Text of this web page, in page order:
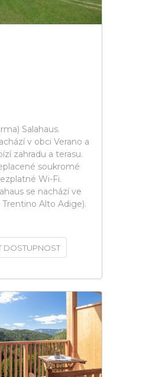
Salahaus.
v obci Verano a
zahradu a terasu.
soukromé
Wi-Fi.
se nachází ve
Alto Adige).
DOSTUPNOST